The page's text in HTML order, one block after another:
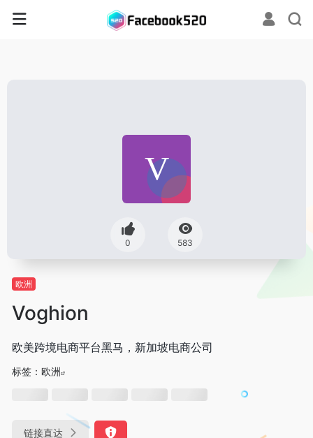
0 583
欧洲
Voghion
欧美跨境电商平台黑马，新加坡电商公司
标签： 欧洲
链接直达